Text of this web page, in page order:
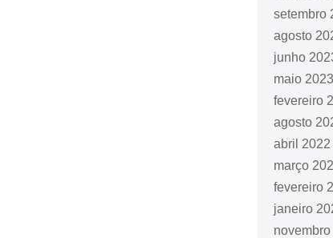
setembro
agosto
junho
maio 2023
fevereiro
agosto
abril 2022
março
fevereiro
janeiro